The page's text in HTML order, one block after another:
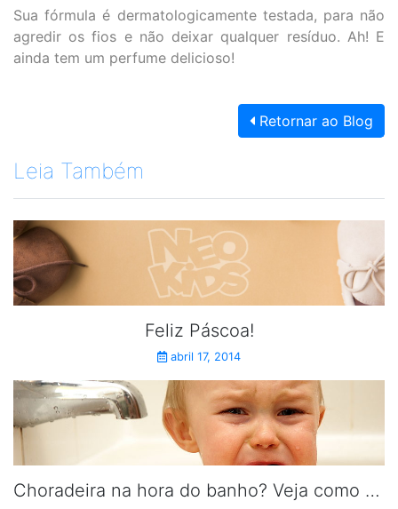
Sua fórmula é dermatologicamente testada, para não
agredir os fios e não deixar qualquer resíduo. Ah! E
ainda tem um perfume delicioso!
Retornar ao Blog
Leia Também
Feliz Páscoa!
abril 17, 2014
Choradeira na hora do banho? Veja como evitar.